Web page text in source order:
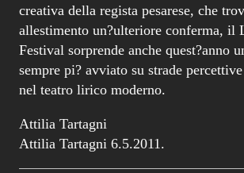
creativa della regista pesarese, che
allestimento un?ulteriore conferma, il
Festival sorprende anche quest?anno
sempre pi? avviato su strade
nel teatro lirico moderno.
Attilia Tartagni
Attilia Tartagni 6.5.2011.